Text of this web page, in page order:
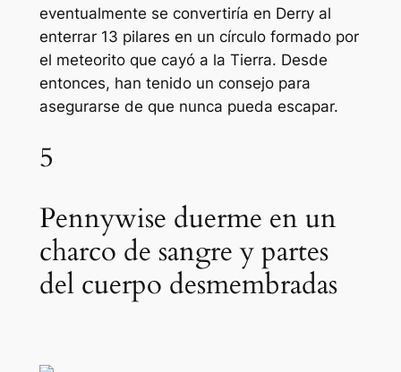
eventualmente se convertiría en Derry al
enterrar 13 pilares en un círculo formado por
el meteorito que cayó a la Tierra. Desde
entonces, han tenido un consejo para
asegurarse de que nunca pueda escapar.
5
Pennywise duerme en un
charco de sangre y partes
del cuerpo desmembradas